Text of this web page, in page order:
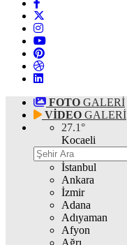
FOTO GALERİ
VİDEO GALERİ
27.1°
Kocaeli
İstanbul
Ankara
İzmir
Adana
Adıyaman
Afyon
Ağrı